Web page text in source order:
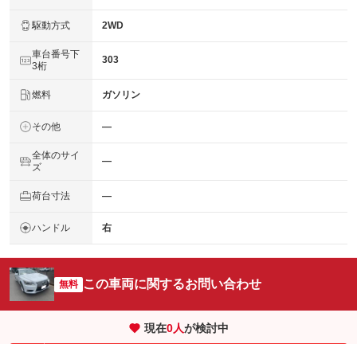
駆動方式 2WD
車台番号下
3桁
303
燃料 ガソリン
その他 ―
全体のサイ
ズ
―
荷台寸法 ―
ハンドル 右
無料 この車両に関するお問い合わせ
現在0人が検討中